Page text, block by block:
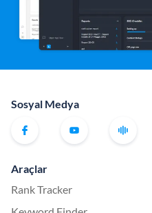
Sosyal Medya
Araçlar
Rank Tracker